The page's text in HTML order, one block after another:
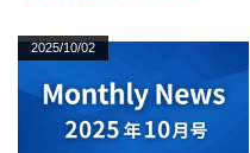
2025/10/02